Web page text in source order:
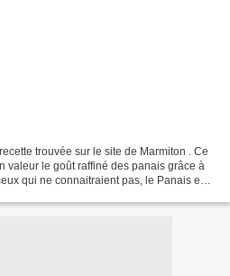
trouvée sur le site de Marmiton . Ce
valeur le goût raffiné des panais grâce à
qui ne connaitraient pas, le Panais est